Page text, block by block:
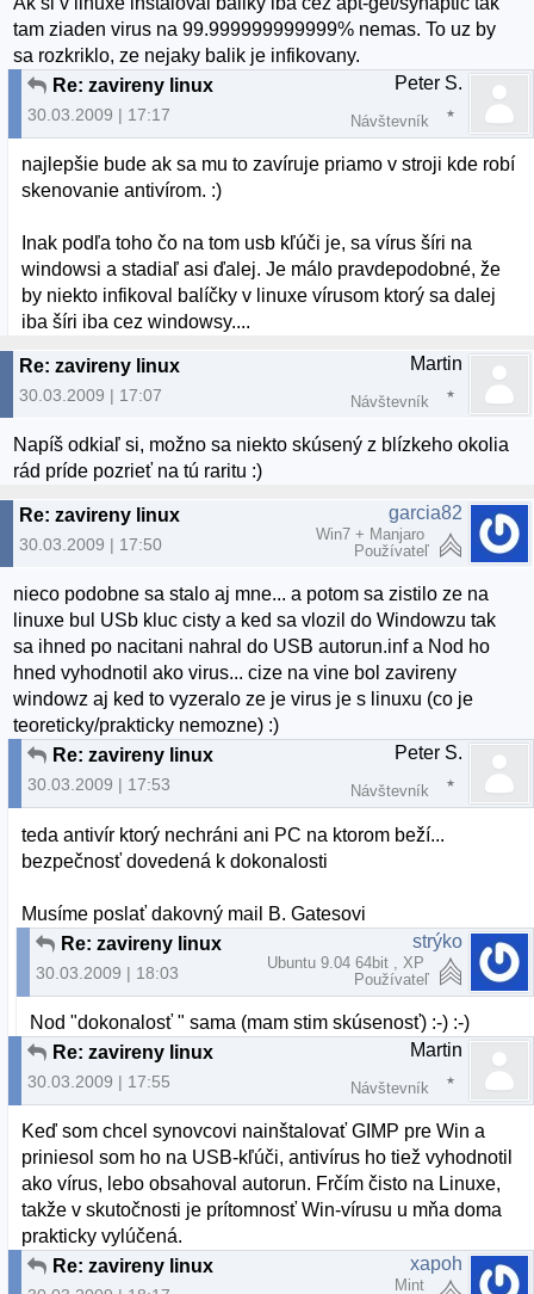
tam ziaden virus na 99.999999999999% nemas. To uz by
sa rozkriklo, ze nejaky balik je infikovany.
Re: zavireny linux
30.03.2009 | 17:17
Peter S.
Návštevník
najlepšie bude ak sa mu to zavíruje priamo v stroji kde robí
skenovanie antivírom. :)
Inak podľa toho čo na tom usb kľúči je, sa vírus šíri na
windowsi a stadiaľ asi ďalej. Je málo pravdepodobné, že
by niekto infikoval balíčky v linuxe vírusom ktorý sa dalej
iba šíri iba cez windowsy....
Re: zavireny linux
30.03.2009 | 17:07
Martin
Návštevník
Napíš odkiaľ si, možno sa niekto skúsený z blízkeho okolia
rád príde pozrieť na tú raritu :)
Re: zavireny linux
30.03.2009 | 17:50
garcia82
Win7 + Manjaro
Používateľ
nieco podobne sa stalo aj mne... a potom sa zistilo ze na
linuxe bul USb kluc cisty a ked sa vlozil do Windowzu tak
sa ihned po nacitani nahral do USB autorun.inf a Nod ho
hned vyhodnotil ako virus... cize na vine bol zavireny
windowz aj ked to vyzeralo ze je virus je s linuxu (co je
teoreticky/prakticky nemozne) :)
Re: zavireny linux
30.03.2009 | 17:53
Peter S.
Návštevník
teda antivír ktorý nechráni ani PC na ktorom beží...
bezpečnosť dovedená k dokonalosti
Musíme poslať dakovný mail B. Gatesovi
Re: zavireny linux
30.03.2009 | 18:03
strýko
Ubuntu 9.04 64bit , XP
Používateľ
Nod "dokonalosť " sama (mam stim skúsenosť) :-) :-)
Re: zavireny linux
30.03.2009 | 17:55
Martin
Návštevník
Keď som chcel synovcovi nainštalovať GIMP pre Win a
priniesol som ho na USB-kľúči, antivírus ho tiež vyhodnotil
ako vírus, lebo obsahoval autorun. Frčím čisto na Linuxe,
takže v skutočnosti je prítomnosť Win-vírusu u mňa doma
prakticky vylúčená.
Re: zavireny linux
xapoh
Mint